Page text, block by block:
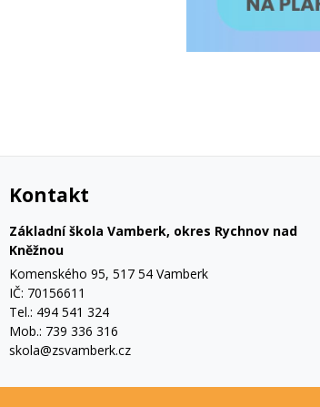
Kontakt
Základní škola Vamberk, okres Rychnov nad
Kněžnou
Komenského 95, 517 54 Vamberk
IČ: 70156611
Tel.: 494 541 324
Mob.: 739 336 316
skola@zsvamberk.cz